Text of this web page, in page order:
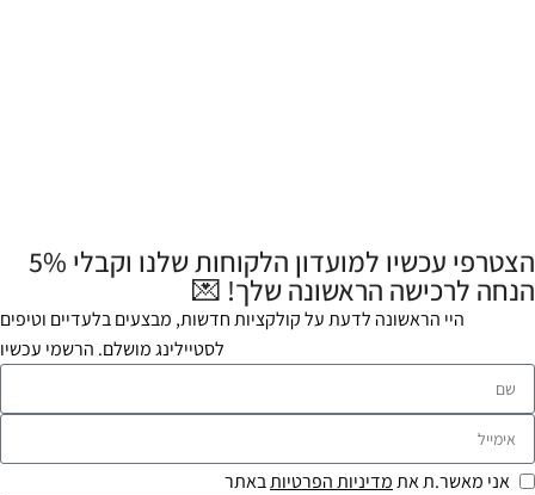
הצטרפי עכשיו למועדון הלקוחות שלנו וקבלי 5%
הנחה לרכישה הראשונה שלך! 💌
היי הראשונה לדעת על קולקציות חדשות, מבצעים בלעדיים וטיפים
לסטיילינג מושלם. הרשמי עכשיו
אני מאשר.ת אתמדיניות הפרטיותבאתר